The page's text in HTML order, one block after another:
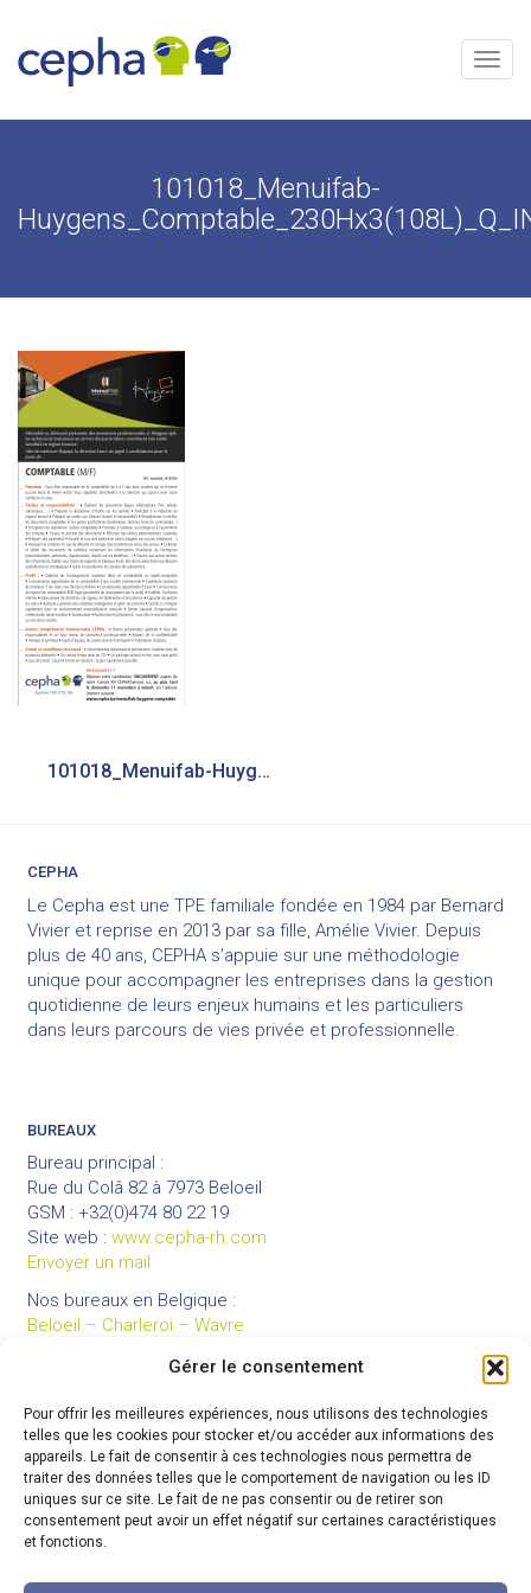
Gérer le consentement
Pour offrir les meilleures expériences, nous utilisons des technologies
telles que les cookies pour stocker et/ou accéder aux informations des
appareils. Le fait de consentir à ces technologies nous permettra de
traiter des données telles que le comportement de navigation ou les ID
uniques sur ce site. Le fait de ne pas consentir ou de retirer son
consentement peut avoir un effet négatif sur certaines caractéristiques
et fonctions.
contenu
Menu
101018_Menuifab-
Navigation
101018_Menuifab-Huygens_Comptable_230Hx3(108L)_Q_INP
CEPHA
Le Cepha est une TPE familiale fondée en 1984 par Bernard
Vivier et reprise en 2013 par sa fille, Amélie Vivier. Depuis
plus de 40 ans, CEPHA s’appuie sur une méthodologie
unique pour accompagner les entreprises dans la gestion
quotidienne de leurs enjeux humains et les particuliers
dans leurs parcours de vies privée et professionnelle.
BUREAUX
Bureau principal :
Rue du Colâ 82 à 7973 Beloeil
GSM : +32(0)474 80 22 19
Site web : www.cepha-rh.com
Envoyer un mail
Nos bureaux en Belgique :
Beloeil – Charleroi – Wavre
LIENS UTILES
Mentions légales
Conditions générales de vente
Politique de confidentialité
Partenaires
Code de déontologie